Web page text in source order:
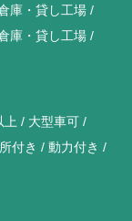
庫・貸し工場
庫・貸し工場
上
大型車可
付き 動力付き